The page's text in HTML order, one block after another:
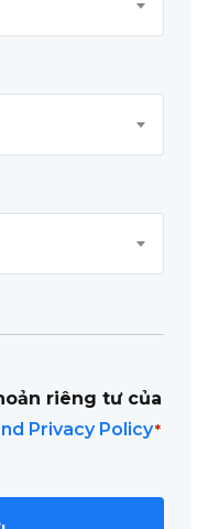
riêng tư của
Privacy Policy*